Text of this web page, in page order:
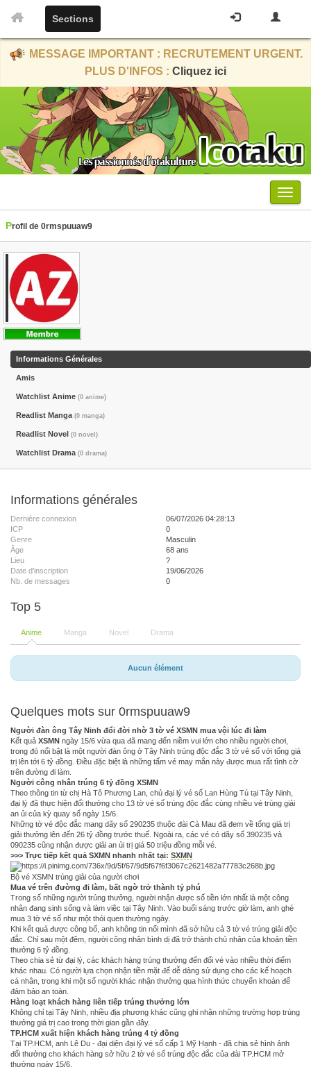
Sections
MESSAGE IMPORTANT : RECRUTEMENT URGENT.
PLUS D'INFOS : Cliquez ici
Menu
Profil de 0rmspuuaw9
Informations Générales
Amis
Watchlist Anime (0 anime)
Readlist Manga (0 manga)
Readlist Novel (0 novel)
Watchlist Drama (0 drama)
Informations générales
Dernière connexion
06/07/2026 04:28:13
ICP
0
Genre
Masculin
Âge
68 ans
Lieu
?
Date d'inscription
19/06/2026
Nb. de messages
0
Top 5
Anime Manga Novel Drama
Aucun élément
Quelques mots sur 0rmspuuaw9
Người đàn ông Tây Ninh đổi đời nhờ 3 tờ vé XSMN mua vội lúc đi làm
Kết quả XSMN ngày 15/6 vừa qua đã mang đến niềm vui lớn cho nhiều người chơi,
trong đó nổi bật là một người đàn ông ở Tây Ninh trúng độc đắc 3 tờ vé số với tổng giá
trị lên tới 6 tỷ đồng. Điều đặc biệt là những tấm vé may mắn này được mua rất tình cờ
trên đường đi làm.
Người công nhân trúng 6 tỷ đồng XSMN
Theo thông tin từ chị Hà Tô Phương Lan, chủ đại lý vé số Lan Hùng Tú tại Tây Ninh,
đại lý đã thực hiện đổi thưởng cho 13 tờ vé số trúng độc đắc cùng nhiều vé trúng giải
an ủi của kỳ quay số ngày 15/6.
Những tờ vé độc đắc mang dãy số 290235 thuộc đài Cà Mau đã đem về tổng giá trị
giải thưởng lên đến 26 tỷ đồng trước thuế. Ngoài ra, các vé có dãy số 390235 và
090235 cũng nhận được giải an ủi trị giá 50 triệu đồng mỗi vé.
>>> Trực tiếp kết quả SXMN nhanh nhất tại: SXMN
Bộ vé XSMN trúng giải của người chơi
Mua vé trên đường đi làm, bất ngờ trở thành tỷ phú
Trong số những người trúng thưởng, người nhận được số tiền lớn nhất là một công
nhân đang sinh sống và làm việc tại Tây Ninh. Vào buổi sáng trước giờ làm, anh ghé
mua 3 tờ vé số như một thói quen thường ngày.
Khi kết quả được công bố, anh không tin nổi mình đã sở hữu cả 3 tờ vé trúng giải độc
đắc. Chỉ sau một đêm, người công nhân bình dị đã trở thành chủ nhân của khoản tiền
thưởng 6 tỷ đồng.
Theo chia sẻ từ đại lý, các khách hàng trúng thưởng đến đổi vé vào nhiều thời điểm
khác nhau. Có người lựa chọn nhận tiền mặt để dễ dàng sử dụng cho các kế hoạch
cá nhân, trong khi một số người khác nhận thưởng qua hình thức chuyển khoản để
đảm bảo an toàn.
Hàng loạt khách hàng liên tiếp trúng thưởng lớn
Không chỉ tại Tây Ninh, nhiều địa phương khác cũng ghi nhận những trường hợp trúng
thưởng giá trị cao trong thời gian gần đây.
TP.HCM xuất hiện khách hàng trúng 4 tỷ đồng
Tại TP.HCM, anh Lê Du - đại diện đại lý vé số cấp 1 Mỹ Hạnh - đã chia sẻ hình ảnh
đổi thưởng cho khách hàng sở hữu 2 tờ vé số trúng độc đắc của đài TP.HCM mở
thưởng ngày 15/6.